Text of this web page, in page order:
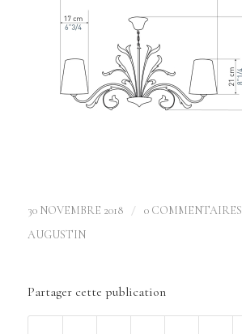
30 NOVEMBRE 2018 / 0 COMMENTAIRES
AUGUSTIN
Partager cette publication